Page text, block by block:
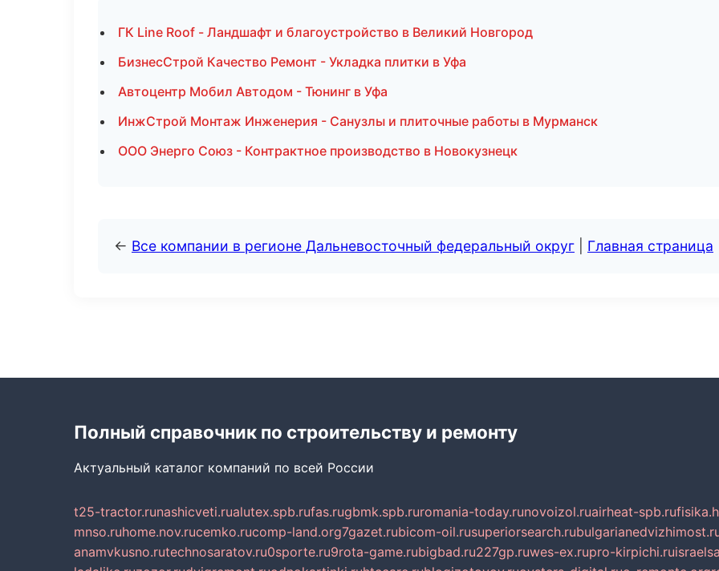
ГК Line Roof - Ландшафт и благоустройство в Великий Новгород
БизнесСтрой Качество Ремонт - Укладка плитки в Уфа
Автоцентр Мобил Автодом - Тюнинг в Уфа
ИнжСтрой Монтаж Инженерия - Санузлы и плиточные работы в Мурманск
ООО Энерго Союз - Контрактное производство в Новокузнецк
← Все компании в регионе Дальневосточный федеральный округ Главная страница
Полный справочник по строительству и ремонту
Актуальный каталог компаний по всей России
t25-tractor.runashicveti.rualutex.spb.rufas.rugbmk.spb.ruromania-today.runovoizol.ruairheat-spb.ru
mnso.ruhome.nov.rucemko.rucomp-land.org7gazet.rubicom-oil.rusuperiorsearch.ru
anamvkusno.rutechnosaratov.ru0sporte.ru9rota-game.rubigbad.ru227gp.ruwes-ex.rupro-kirpichi.ru